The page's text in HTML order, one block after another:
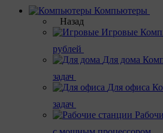
Компьютеры
Назад
Игровые
рублей
Для дома
задач
Для офиса
задач